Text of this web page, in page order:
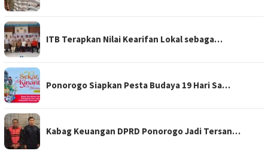
ITB Terapkan Nilai Kearifan Lokal sebaga…
Ponorogo Siapkan Pesta Budaya 19 Hari Sa…
Kabag Keuangan DPRD Ponorogo Jadi Tersan…